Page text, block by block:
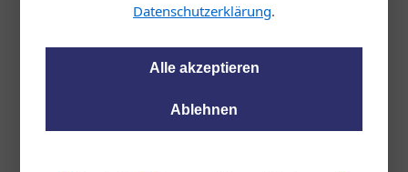
Datenschutzerklärung.
Alle akzeptieren
Ablehnen
28.05.2024, 15:59 Uhr
Vorjahr setzt die Banner Gruppe weiter auf Innovationen und
nachhaltige Technologien.